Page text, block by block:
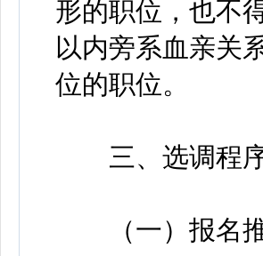
形的职位，也不
以内旁系血亲关
位的职位。
三、选调程
（一）报名